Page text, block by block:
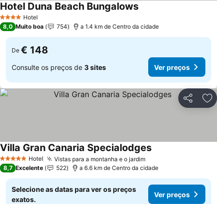
4 EstrelasHotel
Hotel Duna Beach BungalowsVer preços
8,0 Muito boa 754 a 1.4 km de Centro da cidade
De € 148
Consulte os preços de 3 sites Ver preços
Partilhar
5 Estrelas Hotel Vistas para a montanha e o jardimVer preços
Villa Gran Canaria SpecialodgesVer preços
8,7 Excelente 522 a 6.6 km de Centro da cidade
Selecione as datas para ver os preços
exatos.
Ver preços